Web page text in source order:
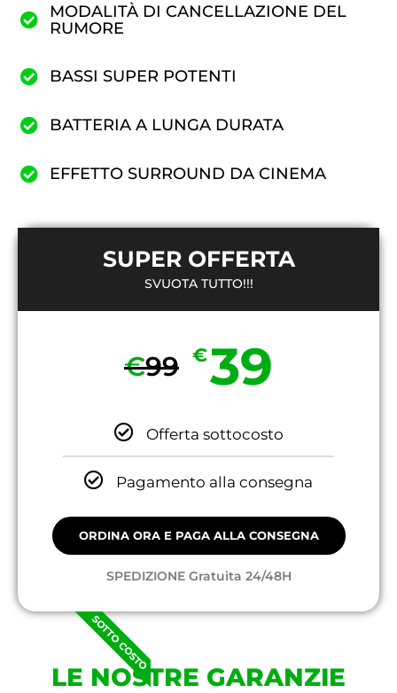
MODALITÀ DI CANCELLAZIONE DEL
RUMORE
BASSI SUPER POTENTI
BATTERIA A LUNGA DURATA
EFFETTO SURROUND DA CINEMA
SUPER OFFERTA
SVUOTA TUTTO!!!
€99 €39
Offerta sottocosto
Pagamento alla consegna
ORDINA ORA E PAGA ALLA CONSEGNA
SPEDIZIONE Gratuita 24/48H
SOTTO COSTO
LE NOSTRE GARANZIE